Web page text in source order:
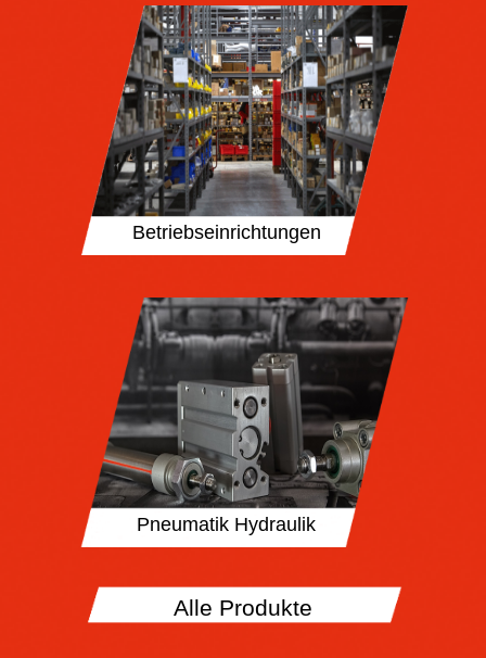
Betriebseinrichtungen
Pneumatik Hydraulik
Alle Produkte